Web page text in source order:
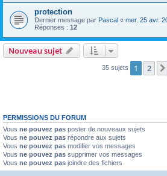
protection
Dernier message par Pascal « mer. 25 avr.
Réponses : 12
Nouveau sujet
35 sujets 1 2
PERMISSIONS DU FORUM
Vous ne pouvez pas poster de nouveaux sujets
Vous ne pouvez pas répondre aux sujets
Vous ne pouvez pas modifier vos messages
Vous ne pouvez pas supprimer vos messages
Vous ne pouvez pas joindre des fichiers